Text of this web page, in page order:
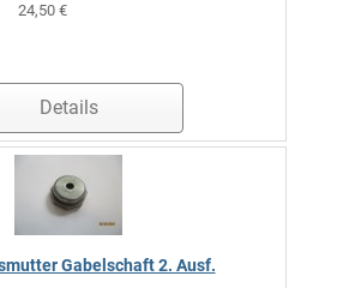
24,50 €
Details
Gabelschaft 2. Ausf.